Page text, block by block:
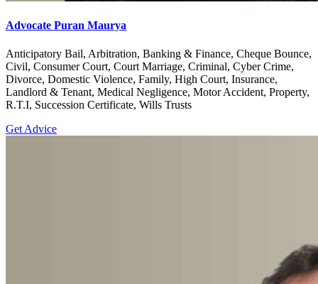
Advocate Puran Maurya
Anticipatory Bail, Arbitration, Banking & Finance, Cheque Bounce,
Civil, Consumer Court, Court Marriage, Criminal, Cyber Crime,
Divorce, Domestic Violence, Family, High Court, Insurance,
Landlord & Tenant, Medical Negligence, Motor Accident, Property,
R.T.I, Succession Certificate, Wills Trusts
Get Advice